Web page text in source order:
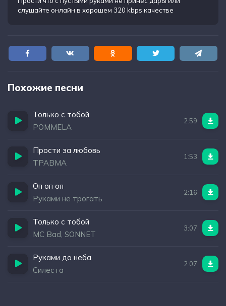
слушайте онлайн в хорошем 320 kbps качестве
Похожие песни
Только с тобой
POMMELA
2:59
Прости за любовь
ТРАВМА
1:53
Оп оп оп
Руками не трогать
2:16
Только с тобой
MC Bad, SONNET
3:07
Руками до неба
Силеста
2:07